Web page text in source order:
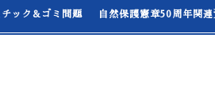
チック&ゴミ問題 自然保護憲章50周年関連